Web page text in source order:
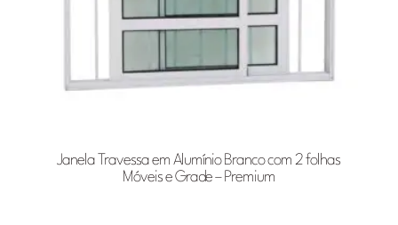
Janela Travessa em Alumínio Branco com 2 folhas
Móveis e Grade – Premium